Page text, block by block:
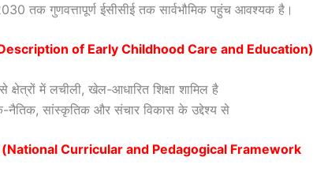
तक गुणवत्तापूर्ण ईसीसीई तक सार्वभौमिक पहुंच आवश्यक है।
(Description of Early Childhood Care and Education)
में लचीली, खेल-आधारित शिक्षा शामिल है
नैतिक, सांस्कृतिक और संचार विकास के उद्देश्य से
(National Curricular and Pedagogical Framework